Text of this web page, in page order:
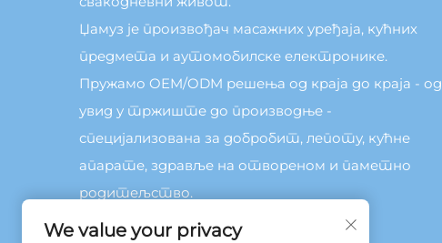
Џамуз је произвођач масажних уређаја, кућних
предмета и аутомобилске електронике.
Пружамо OEM/ODM решења од краја до краја - од
увид у тржиште до производње -
специјализована за добробит, лепоту, кућне
апарате, здравље на отвореном и паметно
родитељство.
We value your privacy